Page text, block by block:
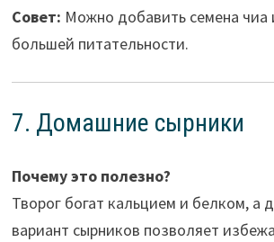
Совет: Можно добавить семена чиа
большей питательности.
7. Домашние сырники
Почему это полезно?
Творог богат кальцием и белком, а
вариант сырников позволяет